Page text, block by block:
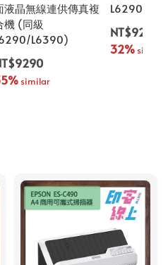
液晶無線連供傳真複
機 (同級
L6390)
similar
L6290/
NT$9290
32% similar